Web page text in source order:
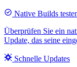
Native Builds
Überprüfen Sie ein
Update, das seine
Schnelle Updates